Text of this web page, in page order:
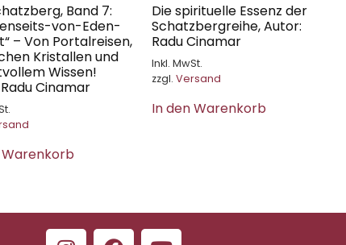
Band 7:
von-Eden-
– Von Portalreisen,
Kristallen und
Wissen!
Cinamar
Warenkorb
Die spirituelle Essenz der
Schatzbergreihe, Autor:
Radu Cinamar
Inkl. MwSt.
zzgl. Versand
In den Warenkorb